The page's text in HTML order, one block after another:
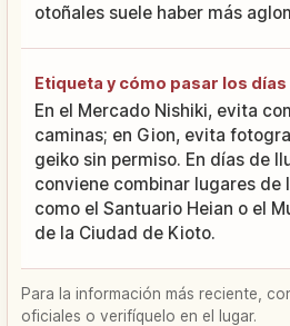
otoñales suele haber más
Etiqueta y cómo pasar los días
En el Mercado Nishiki, evita
caminas; en Gion, evita
geiko sin permiso. En días de
conviene combinar lugares de
como el Santuario Heian o el
de la Ciudad de Kioto.
Para la información más reciente,
oficiales o verifíquelo en el lugar.